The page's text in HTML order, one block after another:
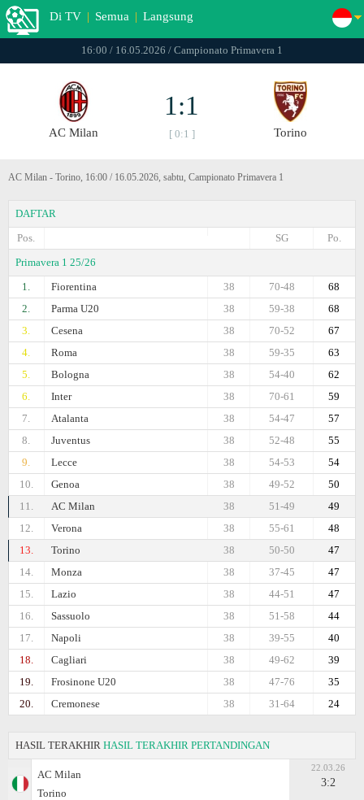
Di TV | Semua | Langsung
16:00 / 16.05.2026 / Campionato Primavera 1
AC Milan
1:1
[ 0:1 ] Torino
AC Milan - Torino, 16:00 / 16.05.2026, sabtu, Campionato Primavera 1
DAFTAR
Pos.
Po.
SG
Primavera 1 25/26
1.
Fiorentina 68
70-48
38
2.
Parma U20 68
59-38
38
3.
Cesena 67
70-52
38
4.
Roma 63
59-35
38
5.
Bologna 62
54-40
38
6.
Inter 59
70-61
38
7.
Atalanta 57
54-47
38
8.
Juventus 55
52-48
38
9.
Lecce 54
54-53
38
10.
Genoa 50
49-52
38
11.
AC Milan 49
51-49
38
12.
Verona 48
55-61
38
13.
Torino 47
50-50
38
14.
Monza 47
37-45
38
15.
Lazio 47
44-51
38
16.
Sassuolo 44
51-58
38
17.
Napoli 40
39-55
38
18.
Cagliari 39
49-62
38
19.
Frosinone U20 35
47-76
38
20.
Cremonese 24
31-64
38
HASIL TERAKHIR HASIL TERAKHIR PERTANDINGAN
AC Milan
Torino
22.03.26
3:2